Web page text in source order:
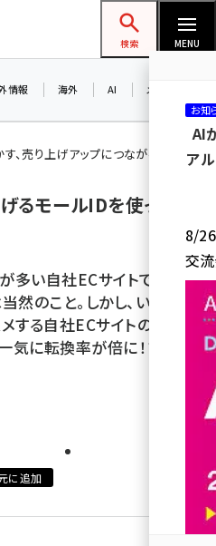
ップ担当者フォーラム
検索 MENU
情報 海外 AI メタバース
、売り上げアップにつながるEC最
るモールIDを使った決
多い自社ECサイトで転換
のこと。しかし、いつも.
する自社ECサイトの転換
に転換率が倍に！？
に追加
お知
AI
ア
8/26
交